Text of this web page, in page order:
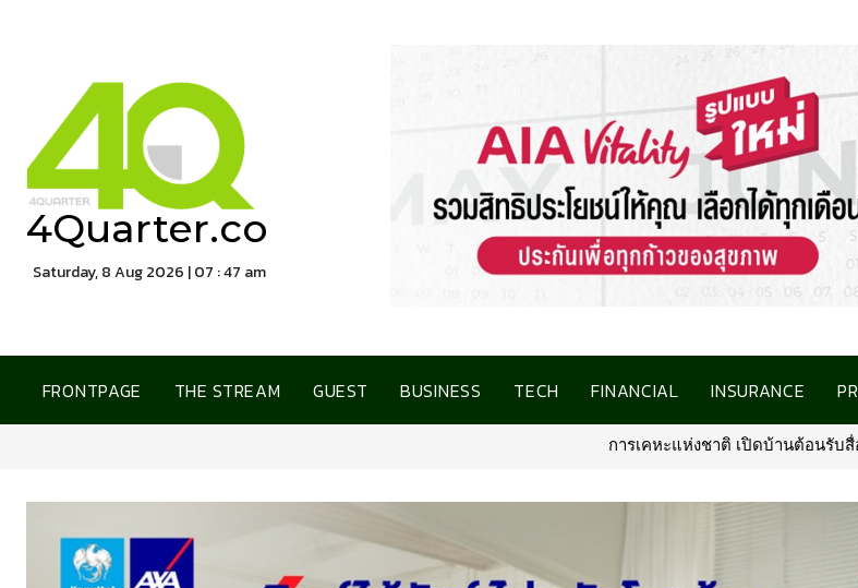
4Quarter.co
Saturday, 8 Aug 2026 | 07 : 47 am
FRONTPAGE THE STREAM GUEST BUSINESS TECH FINANCIAL INSURANCE
การเคหะแห่งชาติ เปิดบ้านต้อนรับสื่อมวลชน ชูโครงการที่อยู่อาศัยชลบุรี เชื่อม